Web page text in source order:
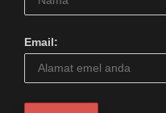
Email: